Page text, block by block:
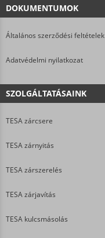
DOKUMENTUMOK
Általános szerződési feltételek
Adatvédelmi nyilatkozat
SZOLGÁLTATÁSAINK
TESA zárcsere
TESA zárnyitás
TESA zárszerelés
TESA zárjavítás
TESA kulcsmásolás